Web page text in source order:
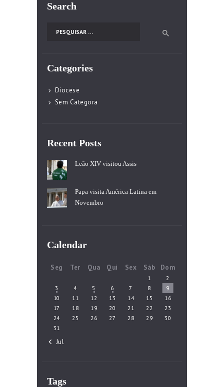
Search
Categories
Diocese
Sem Categora
Recent Posts
Leão XIV visitou Assis
Papa visita América Latina em
Novembro
Calendar
Seg Ter Qua Qui Sex Sáb Dom
1
2
3
4 5 6 7 8
9
10
11 12 13 14 15
16
17
18 19 20 21 22
23
24
25 26 27 28 29
30
31
« Jul
Tags